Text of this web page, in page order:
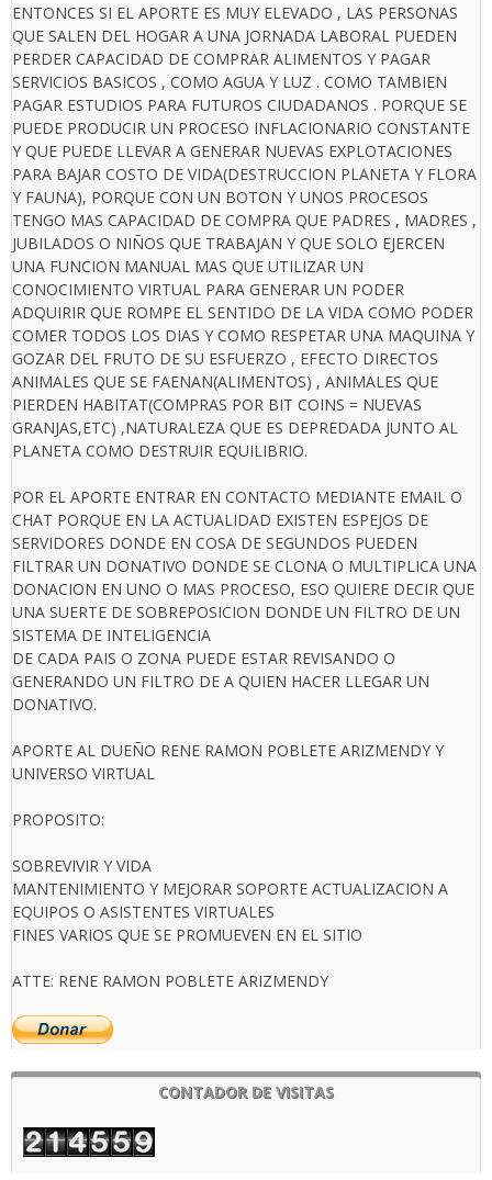
ENTONCES SI EL APORTE ES MUY ELEVADO , LAS PERSONAS
QUE SALEN DEL HOGAR A UNA JORNADA LABORAL PUEDEN
PERDER CAPACIDAD DE COMPRAR ALIMENTOS Y PAGAR
SERVICIOS BASICOS , COMO AGUA Y LUZ . COMO TAMBIEN
PAGAR ESTUDIOS PARA FUTUROS CIUDADANOS . PORQUE SE
PUEDE PRODUCIR UN PROCESO INFLACIONARIO CONSTANTE
Y QUE PUEDE LLEVAR A GENERAR NUEVAS EXPLOTACIONES
PARA BAJAR COSTO DE VIDA(DESTRUCCION PLANETA Y FLORA
Y FAUNA), PORQUE CON UN BOTON Y UNOS PROCESOS
TENGO MAS CAPACIDAD DE COMPRA QUE PADRES , MADRES ,
JUBILADOS O NIÑOS QUE TRABAJAN Y QUE SOLO EJERCEN
UNA FUNCION MANUAL MAS QUE UTILIZAR UN
CONOCIMIENTO VIRTUAL PARA GENERAR UN PODER
ADQUIRIR QUE ROMPE EL SENTIDO DE LA VIDA COMO PODER
COMER TODOS LOS DIAS Y COMO RESPETAR UNA MAQUINA Y
GOZAR DEL FRUTO DE SU ESFUERZO , EFECTO DIRECTOS
ANIMALES QUE SE FAENAN(ALIMENTOS) , ANIMALES QUE
PIERDEN HABITAT(COMPRAS POR BIT COINS = NUEVAS
GRANJAS,ETC) ,NATURALEZA QUE ES DEPREDADA JUNTO AL
PLANETA COMO DESTRUIR EQUILIBRIO.
POR EL APORTE ENTRAR EN CONTACTO MEDIANTE EMAIL O
CHAT PORQUE EN LA ACTUALIDAD EXISTEN ESPEJOS DE
SERVIDORES DONDE EN COSA DE SEGUNDOS PUEDEN
FILTRAR UN DONATIVO DONDE SE CLONA O MULTIPLICA UNA
DONACION EN UNO O MAS PROCESO, ESO QUIERE DECIR QUE
UNA SUERTE DE SOBREPOSICION DONDE UN FILTRO DE UN
SISTEMA DE INTELIGENCIA
DE CADA PAIS O ZONA PUEDE ESTAR REVISANDO O
GENERANDO UN FILTRO DE A QUIEN HACER LLEGAR UN
DONATIVO.
APORTE AL DUEÑO RENE RAMON POBLETE ARIZMENDY Y
UNIVERSO VIRTUAL
PROPOSITO:
SOBREVIVIR Y VIDA
MANTENIMIENTO Y MEJORAR SOPORTE ACTUALIZACION A
EQUIPOS O ASISTENTES VIRTUALES
FINES VARIOS QUE SE PROMUEVEN EN EL SITIO
ATTE: RENE RAMON POBLETE ARIZMENDY
CONTADOR DE VISITAS